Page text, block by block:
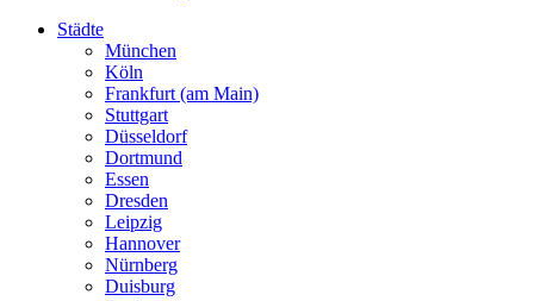
Städte
München
Köln
Frankfurt (am Main)
Stuttgart
Düsseldorf
Dortmund
Essen
Dresden
Leipzig
Hannover
Nürnberg
Duisburg